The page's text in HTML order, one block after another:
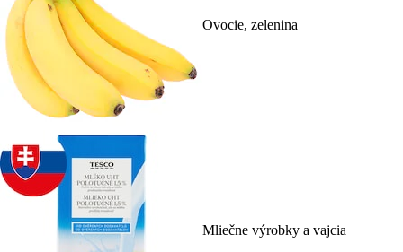
Ovocie, zelenina
Mliečne výrobky a vajcia